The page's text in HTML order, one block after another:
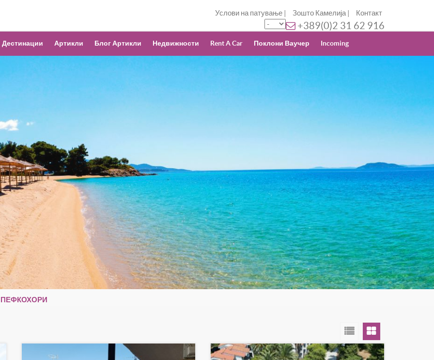
Услови на патување | Зошто Камелија | Контакт
+389(0)2 31 62 916
Дестинации Артикли Блог Артикли Недвижности Rent A Car Поклони Ваучер Incoming